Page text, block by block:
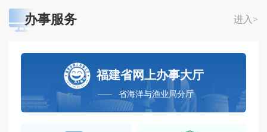
办事服务 进入>
福建省网上办事大厅
省海洋与渔业局分厅